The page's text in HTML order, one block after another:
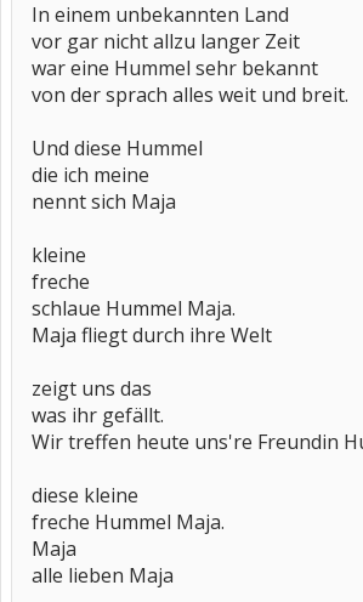
In einem unbekannten Land
vor gar nicht allzu langer Zeit
war eine Hummel sehr bekannt
von der sprach alles weit und breit.
Und diese Hummel
die ich meine
nennt sich Maja
kleine
freche
schlaue Hummel Maja.
Maja fliegt durch ihre Welt
zeigt uns das
was ihr gefällt.
Wir treffen heute uns're Freundin
diese kleine
freche Hummel Maja.
Maja
alle lieben Maja